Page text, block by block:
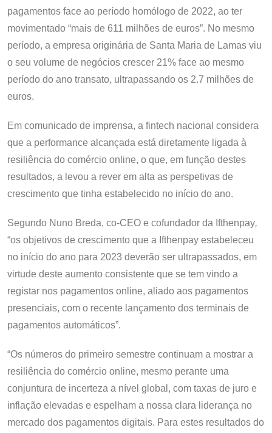
pagamentos face ao período homólogo de 2022, ao ter
movimentado “mais de 611 milhões de euros”. No mesmo
período, a empresa originária de Santa Maria de Lamas viu
o seu volume de negócios crescer 21% face ao mesmo
período do ano transato, ultrapassando os 2.7 milhões de
euros.
Em comunicado de imprensa, a fintech nacional considera
que a performance alcançada está diretamente ligada à
resiliência do comércio online, o que, em função destes
resultados, a levou a rever em alta as perspetivas de
crescimento que tinha estabelecido no início do ano.
Segundo Nuno Breda, co-CEO e cofundador da Ifthenpay,
“os objetivos de crescimento que a Ifthenpay estabeleceu
no início do ano para 2023 deverão ser ultrapassados, em
virtude deste aumento consistente que se tem vindo a
registar nos pagamentos online, aliado aos pagamentos
presenciais, com o recente lançamento dos terminais de
pagamentos automáticos”.
“Os números do primeiro semestre continuam a mostrar a
resiliência do comércio online, mesmo perante uma
conjuntura de incerteza a nível global, com taxas de juro e
inflação elevadas e espelham a nossa clara liderança no
mercado dos pagamentos digitais. Para estes resultados do